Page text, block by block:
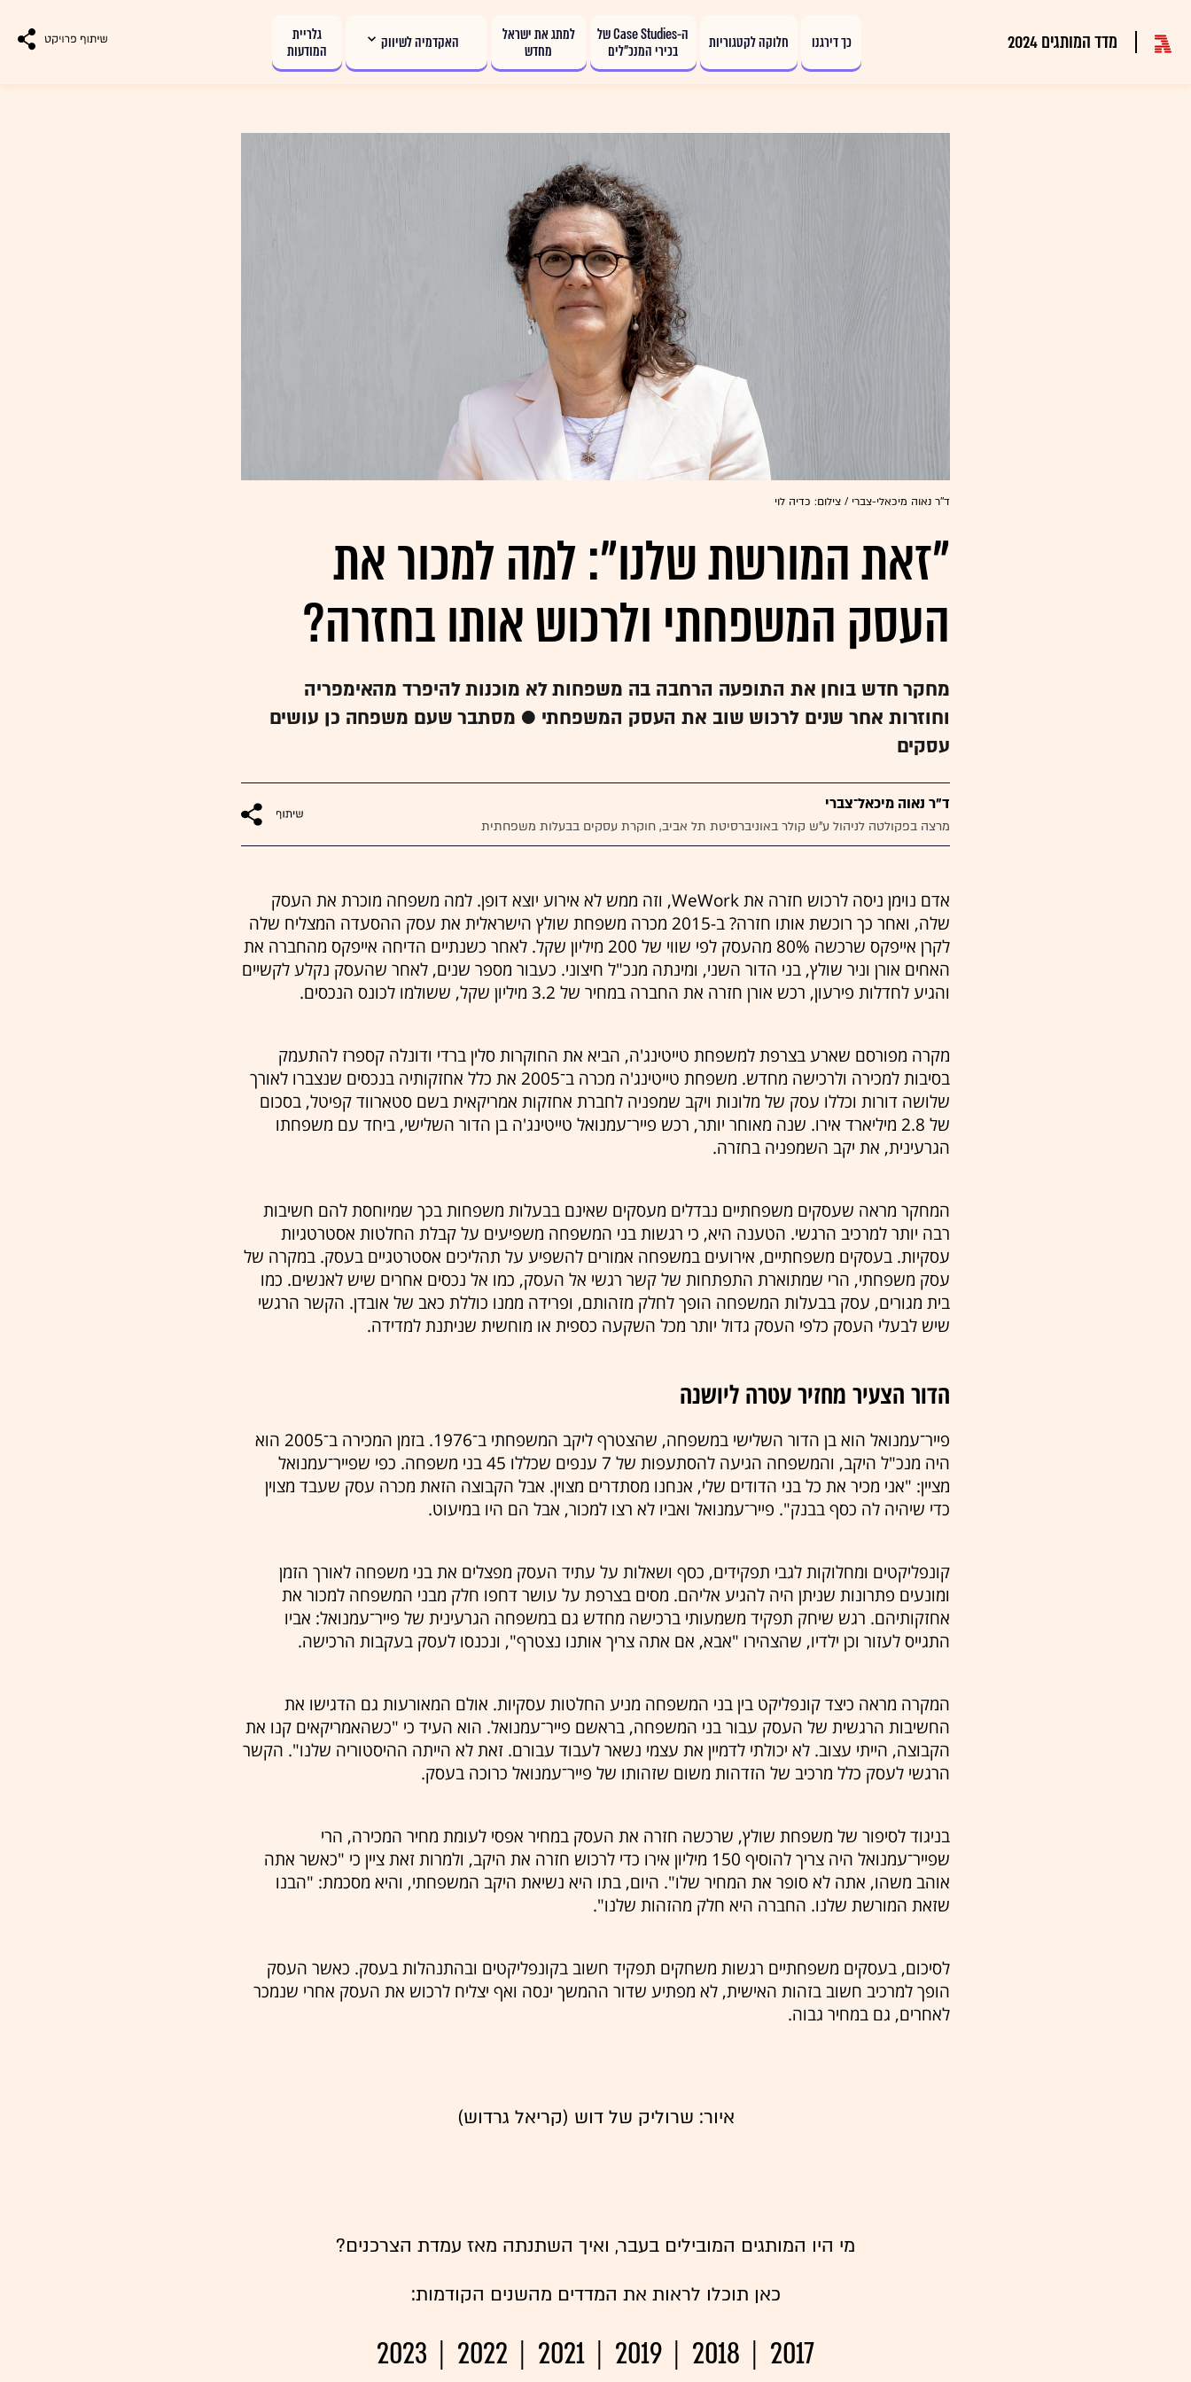
מדד המותגים 2024 כך דירגנו חלוקה לקטגוריות
ה-Case Studies של
בכירי המנכ”לים
למתג את ישראל
מחדש
האקדמיה לשיווק
גלריית
המודעות
ד''ר נאוה מיכאלי-צברי / צילום: כדיה לוי
"זאת המורשת שלנו": למה למכור את
העסק המשפחתי ולרכוש אותו בחזרה?
מחקר חדש בוחן את התופעה הרחבה בה משפחות לא מוכנות להיפרד מהאימפריה
וחוזרות אחר שנים לרכוש שוב את העסק המשפחתי ● מסתבר שעם משפחה כן עושים
עסקים
ד"ר נאוה מיכאל־צברי
מרצה בפקולטה לניהול ע"ש קולר באוניברסיטת תל אביב, חוקרת עסקים בבעלות משפחתית
אדם נוימן ניסה לרכוש חזרה את WeWork, וזה ממש לא אירוע יוצא דופן. למה משפחה מוכרת את העסק
שלה, ואחר כך רוכשת אותו חזרה? ב-2015 מכרה משפחת שולץ הישראלית את עסק ההסעדה המצליח שלה
לקרן אייפקס שרכשה 80% מהעסק לפי שווי של 200 מיליון שקל. לאחר כשנתיים הדיחה אייפקס מהחברה את
האחים אורן וניר שולץ, בני הדור השני, ומינתה מנכ"ל חיצוני. כעבור מספר שנים, לאחר שהעסק נקלע לקשיים
והגיע לחדלות פירעון, רכש אורן חזרה את החברה במחיר של 3.2 מיליון שקל, ששולמו לכונס הנכסים.
מקרה מפורסם שארע בצרפת למשפחת טייטינג'ה, הביא את החוקרות סלין ברדי ודונלה קספרז להתעמק
בסיבות למכירה ולרכישה מחדש. משפחת טייטינג'ה מכרה ב־2005 את כלל אחזקותיה בנכסים שנצברו לאורך
שלושה דורות וכללו עסק של מלונות ויקב שמפניה לחברת אחזקות אמריקאית בשם סטארווד קפיטל, בסכום
של 2.8 מיליארד אירו. שנה מאוחר יותר, רכש פייר־עמנואל טייטינג'ה בן הדור השלישי, ביחד עם משפחתו
הגרעינית, את יקב השמפניה בחזרה.
המחקר מראה שעסקים משפחתיים נבדלים מעסקים שאינם בבעלות משפחות בכך שמיוחסת להם חשיבות
רבה יותר למרכיב הרגשי. הטענה היא, כי רגשות בני המשפחה משפיעים על קבלת החלטות אסטרטגיות
עסקיות. בעסקים משפחתיים, אירועים במשפחה אמורים להשפיע על תהליכים אסטרטגיים בעסק. במקרה של
עסק משפחתי, הרי שמתוארת התפתחות של קשר רגשי אל העסק, כמו אל נכסים אחרים שיש לאנשים. כמו
בית מגורים, עסק בבעלות המשפחה הופך לחלק מזהותם, ופרידה ממנו כוללת כאב של אובדן. הקשר הרגשי
שיש לבעלי העסק כלפי העסק גדול יותר מכל השקעה כספית או מוחשית שניתנת למדידה.
הדור הצעיר מחזיר עטרה ליושנה
פייר־עמנואל הוא בן הדור השלישי במשפחה, שהצטרף ליקב המשפחתי ב־1976. בזמן המכירה ב־2005 הוא
היה מנכ"ל היקב, והמשפחה הגיעה להסתעפות של 7 ענפים שכללו 45 בני משפחה. כפי שפייר־עמנואל
מציין: "אני מכיר את כל בני הדודים שלי, אנחנו מסתדרים מצוין. אבל הקבוצה הזאת מכרה עסק שעבד מצוין
כדי שיהיה לה כסף בבנק". פייר־עמנואל ואביו לא רצו למכור, אבל הם היו במיעוט.
קונפליקטים ומחלוקות לגבי תפקידים, כסף ושאלות על עתיד העסק מפצלים את בני משפחה לאורך הזמן
ומונעים פתרונות שניתן היה להגיע אליהם. מסים בצרפת על עושר דחפו חלק מבני המשפחה למכור את
אחזקותיהם. רגש שיחק תפקיד משמעותי ברכישה מחדש גם במשפחה הגרעינית של פייר־עמנואל: אביו
התגייס לעזור וכן ילדיו, שהצהירו "אבא, אם אתה צריך אותנו נצטרף", ונכנסו לעסק בעקבות הרכישה.
המקרה מראה כיצד קונפליקט בין בני המשפחה מניע החלטות עסקיות. אולם המאורעות גם הדגישו את
החשיבות הרגשית של העסק עבור בני המשפחה, בראשם פייר־עמנואל. הוא העיד כי "כשהאמריקאים קנו את
הקבוצה, הייתי עצוב. לא יכולתי לדמיין את עצמי נשאר לעבוד עבורם. זאת לא הייתה ההיסטוריה שלנו". הקשר
הרגשי לעסק כלל מרכיב של הזדהות משום שזהותו של פייר־עמנואל כרוכה בעסק.
בניגוד לסיפור של משפחת שולץ, שרכשה חזרה את העסק במחיר אפסי לעומת מחיר המכירה, הרי
שפייר־עמנואל היה צריך להוסיף 150 מיליון אירו כדי לרכוש חזרה את היקב, ולמרות זאת ציין כי "כאשר אתה
אוהב משהו, אתה לא סופר את המחיר שלו". היום, בתו היא נשיאת היקב המשפחתי, והיא מסכמת: "הבנו
שזאת המורשת שלנו. החברה היא חלק מהזהות שלנו".
לסיכום, בעסקים משפחתיים רגשות משחקים תפקיד חשוב בקונפליקטים ובהתנהלות בעסק. כאשר העסק
הופך למרכיב חשוב בזהות האישית, לא מפתיע שדור ההמשך ינסה ואף יצליח לרכוש את העסק אחרי שנמכר
לאחרים, גם במחיר גבוה.
איור: שרוליק של דוש (קריאל גרדוש)
מי היו המותגים המובילים בעבר, ואיך השתנתה מאז עמדת הצרכנים?
כאן תוכלו לראות את המדדים מהשנים הקודמות:
2017
2018
2019
2021
2022
2023